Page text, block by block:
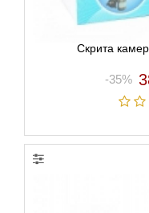
Скрита
-35%